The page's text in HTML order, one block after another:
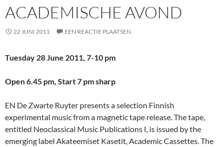
ACADEMISCHE AVOND
22 JUNI 2011 EEN REACTIE PLAATSEN
Tuesday 28 June 2011, 7-10 pm
Open 6.45 pm, Start 7 pm sharp
EN De Zwarte Ruyter presents a selection Finnish
experimental music from a magnetic tape release. The tape,
entitled Neoclassical Music Publications I, is issued by the
emerging label Akateemiset Kasetit, Academic Cassettes. The